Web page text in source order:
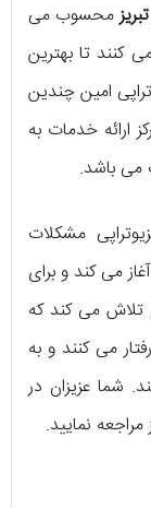
محسوب می
کنند تا بهترین
امین چندین
ارائه خدمات به
می باشد.
مشکلات
می کند و برای
تلاش می کند که
می کنند و به
شما عزیزان در
نمایید.